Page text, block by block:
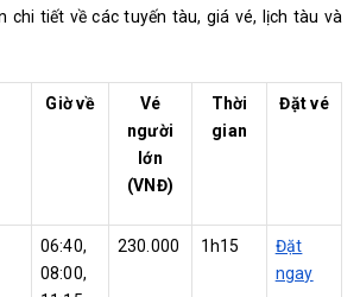
chi tiết về các tuyến tàu, giá vé, lịch tàu và
Giờ về
Vé
người
lớn
(VNĐ)
Thời
gian
Đặt vé
06:40,
08:00,
230.000 1h15
Đặt
ngay